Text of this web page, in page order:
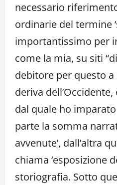
necessario
ordinarie del termine
importantissimo per
come la mia, su siti
debitore per questo a
deriva dell’Occidente,
dal quale ho imparato
parte la somma
avvenute’, dall’altra
chiama ‘esposizione
storiografia. Sotto